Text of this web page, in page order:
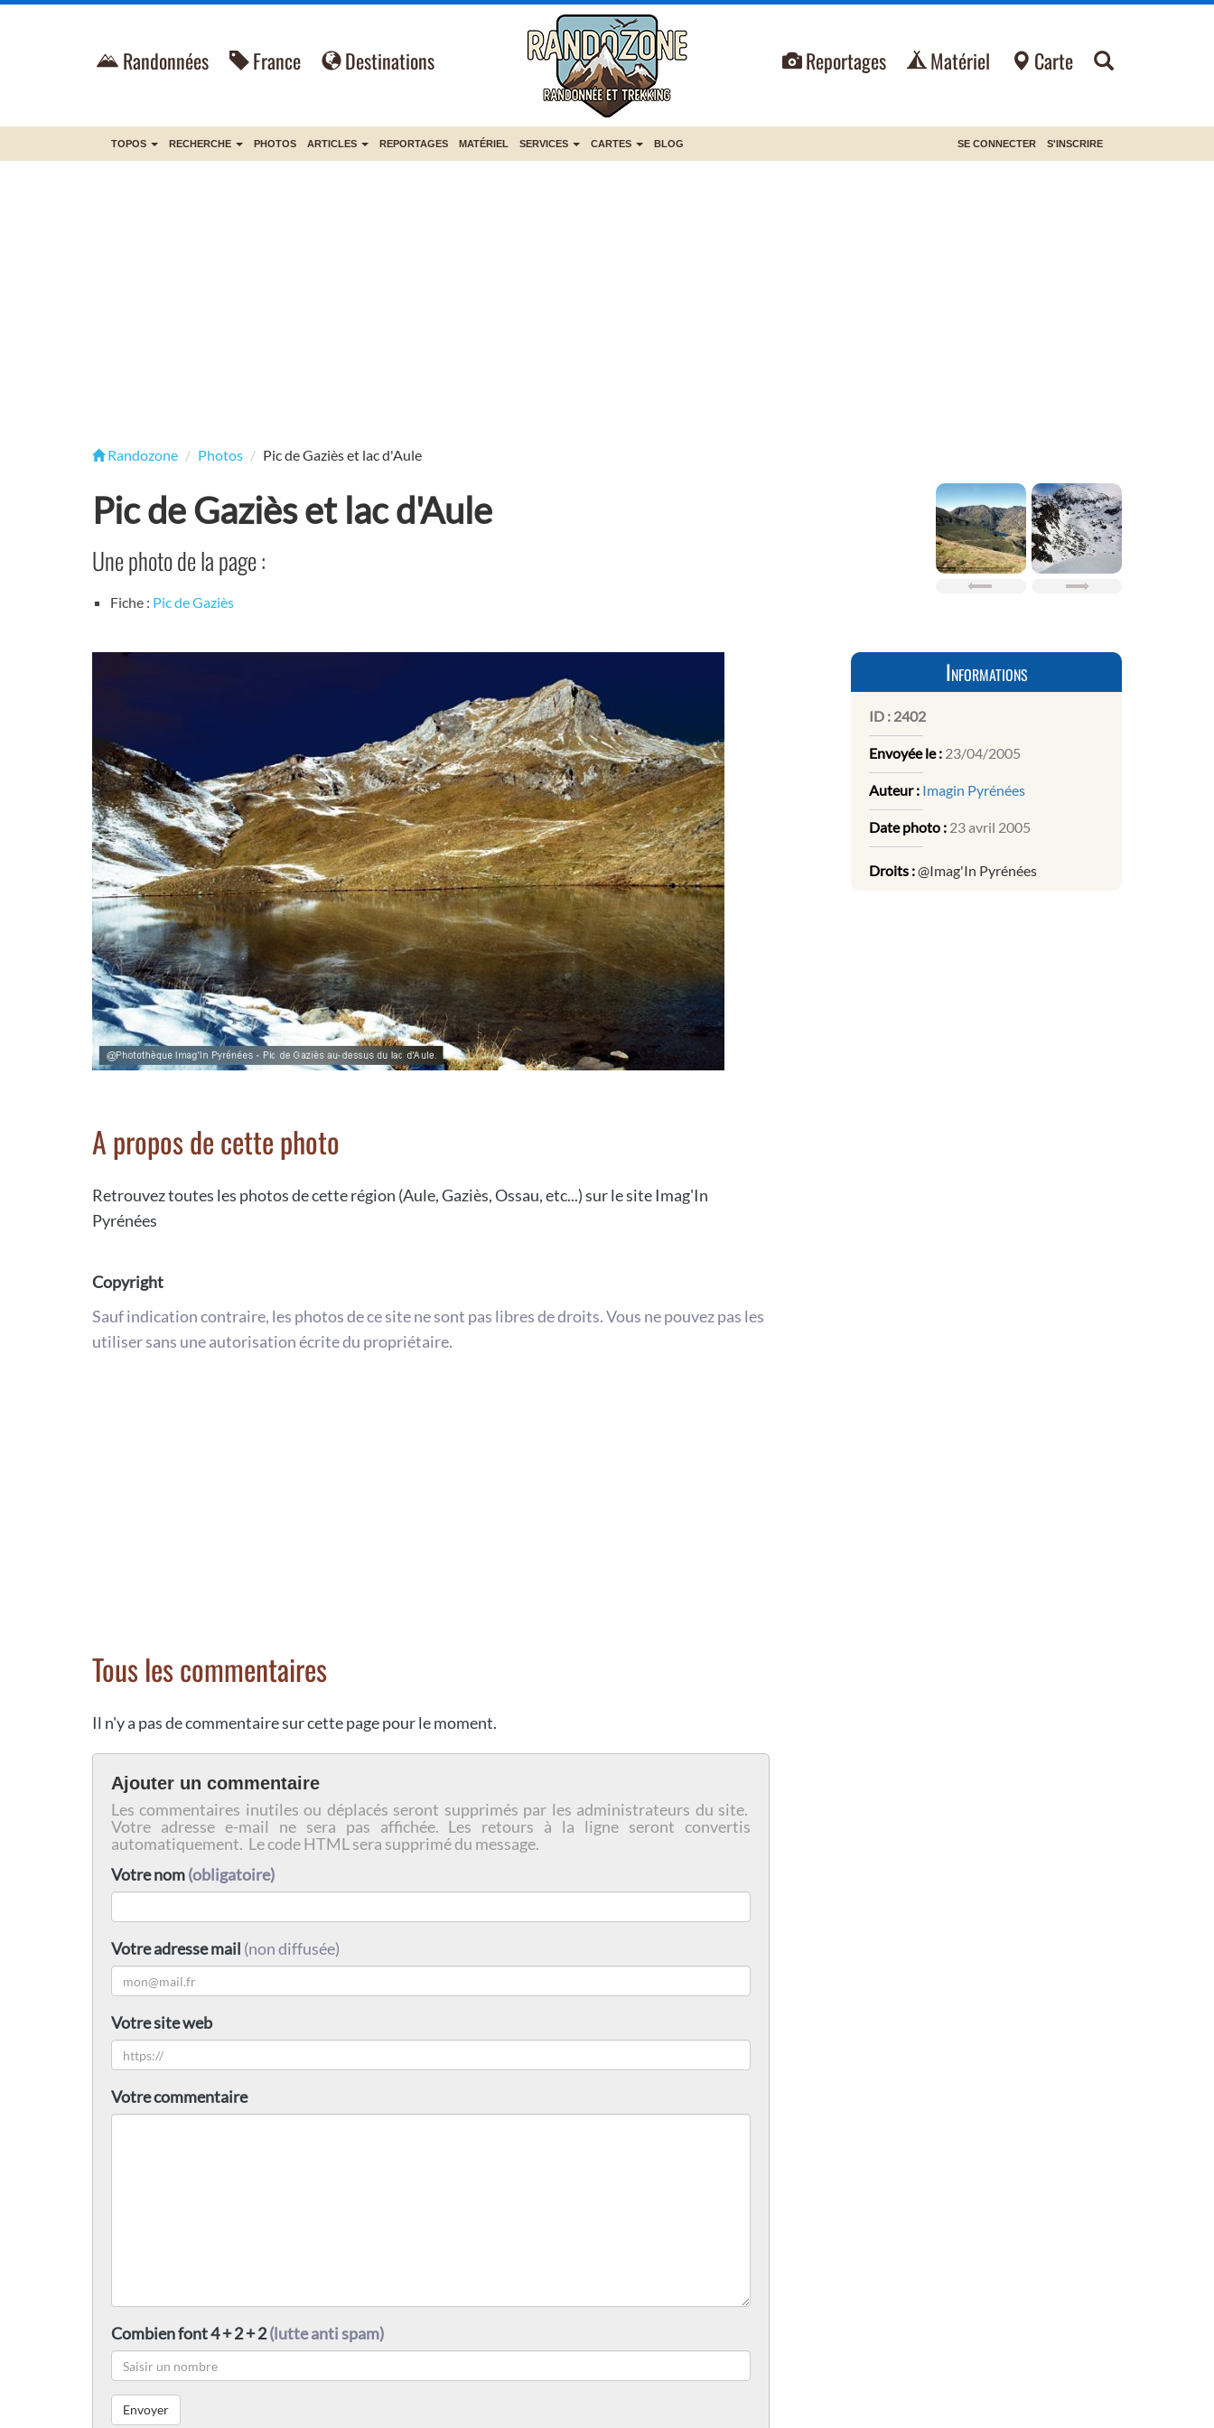
Randonnées France Destinations Reportages Matériel Carte
TOPOS RECHERCHE PHOTOS ARTICLES REPORTAGES MATÉRIEL SERVICES CARTES BLOG SE CONNECTER S'INSCRIRE
Randozone Photos Pic de Gaziès et lac d'Aule
Pic de Gaziès et lac d'Aule
Une photo de la page :
Fiche : Pic de Gaziès
A propos de cette photo
Retrouvez toutes les photos de cette région (Aule, Gaziès, Ossau, etc...) sur le site Imag'In
Pyrénées
Copyright
Sauf indication contraire, les photos de ce site ne sont pas libres de droits. Vous ne pouvez pas les
utiliser sans une autorisation écrite du propriétaire.
Tous les commentaires
Il n'y a pas de commentaire sur cette page pour le moment.
Ajouter un commentaire
Les commentaires inutiles ou déplacés seront supprimés par les administrateurs du site.
Votre adresse e-mail ne sera pas affichée. Les retours à la ligne seront convertis
automatiquement. Le code HTML sera supprimé du message.
Votre nom(obligatoire)
Votre adresse mail (non diffusée)
Votre site web
Votre commentaire
Combien font 4 + 2 + 2(lutte anti spam)
Informations
ID : 2402
Envoyée le : 23/04/2005
Auteur : Imagin Pyrénées
Date photo : 23 avril 2005
Droits :@Imag'In Pyrénées